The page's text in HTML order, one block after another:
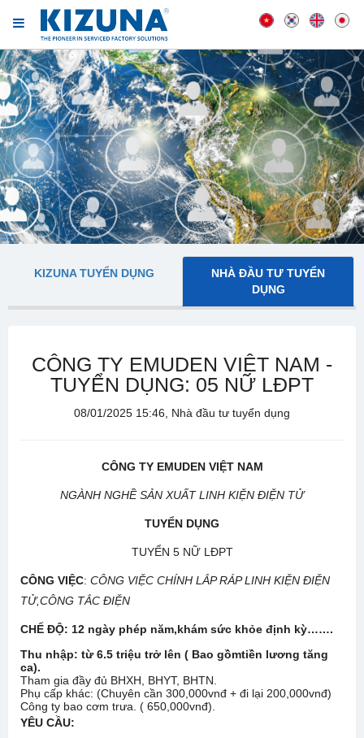
KIZUNA TUYỂN DỤNG
NHÀ ĐẦU TƯ TUYỂN
DỤNG
CÔNG TY EMUDEN VIỆT NAM -
TUYỂN DỤNG: 05 NỮ LĐPT
08/01/2025 15:46, Nhà đầu tư tuyển dụng
CÔNG TY EMUDEN VIỆT NAM
NGÀNH NGHỀ SẢN XUẤT LINH KIỆN ĐIỆN TỬ
TUYỂN DỤNG
TUYỂN 5 NỮ LĐPT
CÔNG VIỆC: CÔNG VIỆC CHÍNH LẮP RÁP LINH KIỆN ĐIỆN
TỬ,CÔNG TẮC ĐIỆN
CHẾ ĐỘ: 12 ngày phép năm,khám sức khỏe định kỳ…….
Thu nhập: từ 6.5 triệu trở lên ( Bao gồmtiền lương tăng
ca).
Tham gia đầy đủ BHXH, BHYT, BHTN.
Phụ cấp khác: (Chuyên cần 300,000vnđ + đi lại 200,000vnđ)
Công ty bao cơm trưa. ( 650,000vnđ).
YÊU CẦU: